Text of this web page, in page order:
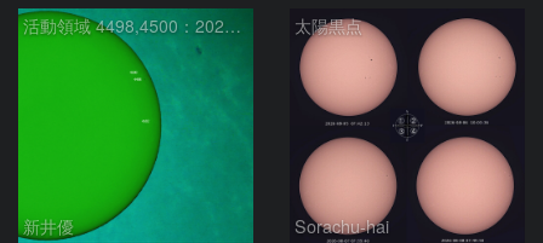
活動領域 4498,4500：2026/08/08
新井優
太陽黒点
Sorachu-hai